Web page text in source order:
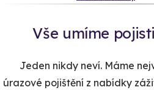
Vše umíme
Jeden nikdy neví. Máme
úrazové pojištění z nabídky